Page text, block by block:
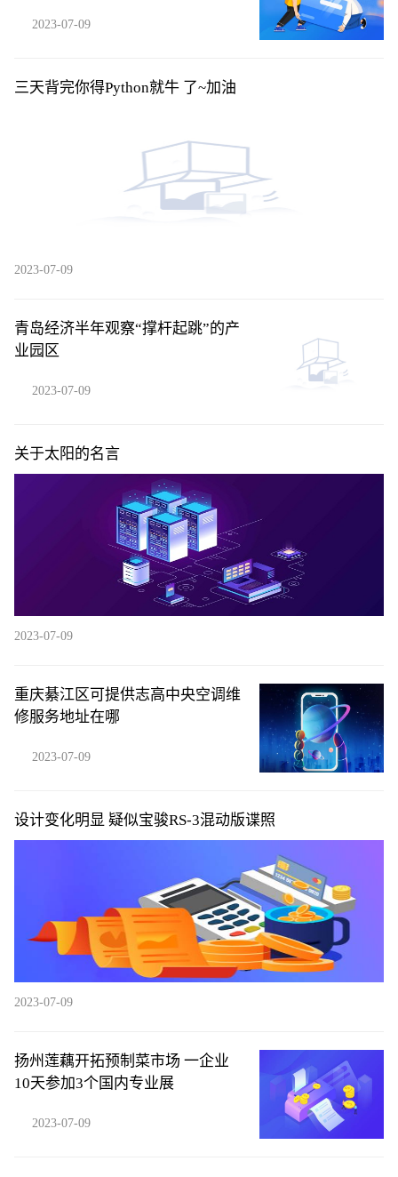
2023-07-09
三天背完你得Python就牛 了~加油
2023-07-09
青岛经济半年观察“撑杆起跳”的产
业园区
2023-07-09
关于太阳的名言
2023-07-09
重庆綦江区可提供志高中央空调维
修服务地址在哪
2023-07-09
设计变化明显 疑似宝骏RS-3混动版谍照
2023-07-09
扬州莲藕开拓预制菜市场 一企业
10天参加3个国内专业展
2023-07-09